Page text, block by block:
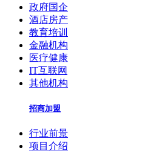
政府国企
酒店房产
教育培训
金融机构
医疗健康
IT互联网
其他机构
招商加盟
行业前景
项目介绍